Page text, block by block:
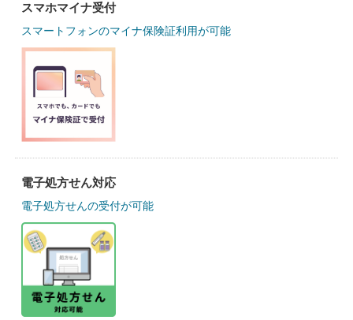
スマホマイナ受付
スマートフォンのマイナ保険証利用が可能
電子処方せん対応
電子処方せんの受付が可能